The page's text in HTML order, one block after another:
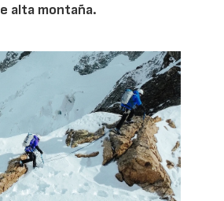
alta montaña.